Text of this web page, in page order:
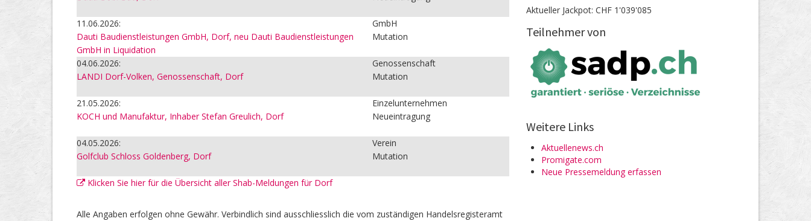
11.06.2026:
Dauti Baudienstleistungen GmbH, Dorf, neu Dauti Baudienstleistungen
GmbH in Liquidation
GmbH
Mutation
04.06.2026:
LANDI Dorf-Volken, Genossenschaft, Dorf
Genossenschaft
Mutation
21.05.2026:
KOCH und Manufaktur, Inhaber Stefan Greulich, Dorf
Einzelunternehmen
Neueintragung
04.05.2026:
Golfclub Schloss Goldenberg, Dorf
Verein
Mutation
Klicken Sie hier für die Übersicht aller Shab-Meldungen für Dorf
Alle Angaben erfolgen ohne Gewähr. Verbindlich sind ausschliesslich die vom zuständigen Handelsregisteramt
Aktueller Jackpot: CHF 1'039'085
Teilnehmer von
Weitere Links
Aktuellenews.ch
Promigate.com
Neue Pressemeldung erfassen